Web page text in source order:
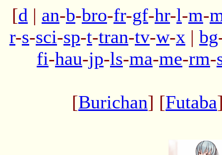
[d | an-b-bro-fr-gf-hr-l-m-
r-s-sci-sp-t-tran-tv-w-x | bg
fi-hau-jp-ls-ma-me-rm-
[Burichan] [Futaba